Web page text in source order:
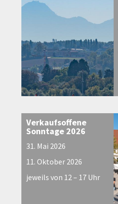
Verkaufsoffene
Sonntage 2026
31. Mai 2026
11. Oktober 2026
jeweils von 12 – 17 Uhr